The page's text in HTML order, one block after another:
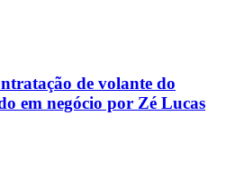
de volante do
em negócio por Zé Lucas